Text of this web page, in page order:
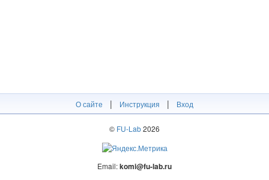
О сайте | Инструкция | Вход
© FU-Lab2026
Email:komi@fu-lab.ru